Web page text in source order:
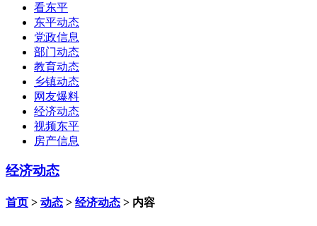
看东平
东平动态
党政信息
部门动态
教育动态
乡镇动态
网友爆料
经济动态
视频东平
房产信息
经济动态
首页 > 动态 > 经济动态 > 内容